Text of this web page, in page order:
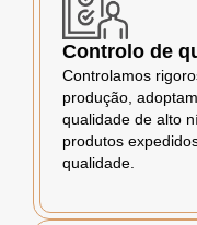
Controlo de
Controlamos
produção,
qualidade de alto
produtos
qualidade.